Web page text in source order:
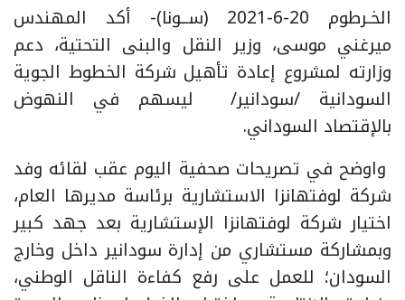
الخـرطوم 20-6-2021 (ســونا)- أكد المهندس
ميرغني موسى، وزير النقل والبنى التحتية، دعم
وزارته لمشروع إعادة تأهيل شركة الخطوط الجوية
السودانية /سودانير/ ليسهم في النهوض
بالإقتصاد السوداني.
واوضح في تصريحات صحفية اليوم عقب لقائه وفد
شركة لوفتهانزا الاستشارية برئاسة مديرها العام،
اختيار شركة لوفتهانزا الإستشارية بعد جهد كبير
وبمشاركة مستشاري من إدارة سودانير داخل وخارج
السودان؛ للعمل على رفع كفاءة الناقل الوطني،